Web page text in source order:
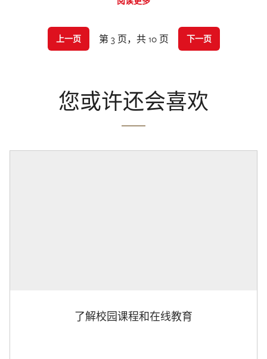
上一页 第 3 页，共 10 页 下一页
您或许还会喜欢
了解校园课程和在线教育